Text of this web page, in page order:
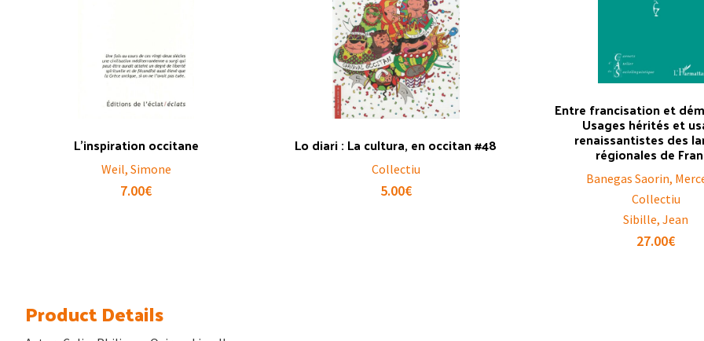
L’inspiration occitane
Weil, Simone
7.00€
Lo diari : La cultura, en occitan #48
Collectiu
5.00€
Entre francisation et
Usages hérités et
renaissantistes des
régionales de
Banegas Saorin,
Collectiu
Sibille, Jean
27.00€
Product Details